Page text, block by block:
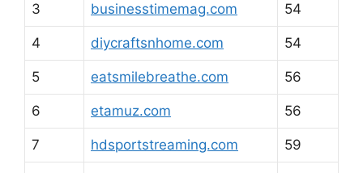
3 businesstimemag.com 54
4 diycraftsnhome.com 54
5 eatsmilebreathe.com 56
6 etamuz.com 56
7 hdsportstreaming.com 59